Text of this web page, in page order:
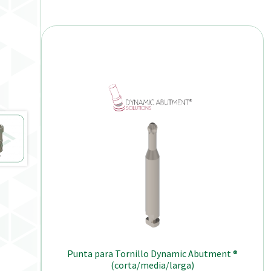
Punta para Tornillo Dynamic Abutment ®
(corta/media/larga)